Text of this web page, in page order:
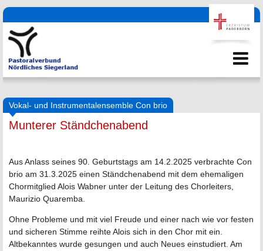
Vokal- und Instrumentalensemble Con brio
Munterer Ständchenabend
Aus Anlass seines 90. Geburtstags am 14.2.2025 verbrachte Con
brio am 31.3.2025 einen Ständchenabend mit dem ehemaligen
Chormitglied Alois Wabner unter der Leitung des Chorleiters,
Maurizio Quaremba.
Ohne Probleme und mit viel Freude und einer nach wie vor festen
und sicheren Stimme reihte Alois sich in den Chor mit ein.
Altbekanntes wurde gesungen und auch Neues einstudiert. Am